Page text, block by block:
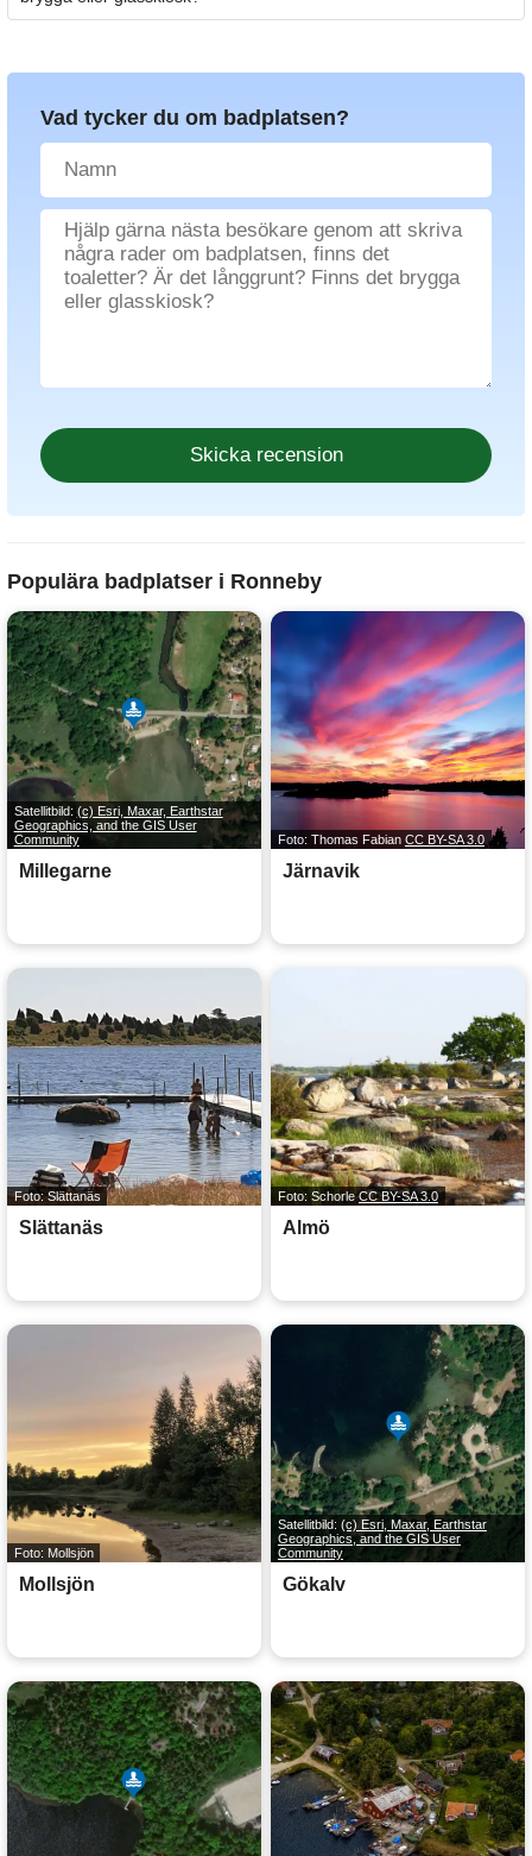
Vad tycker du om badplatsen?
Populära badplatser i Ronneby
Satellitbild: (c) Esri, Maxar, Earthstar
Geographics, and the GIS User
Community
Millegarne
Foto: Thomas Fabian CC BY-SA 3.0
Järnavik
Foto: Slättanäs
Slättanäs
Foto: SchorleCC BY-SA 3.0
Almö
Foto: Mollsjön
Mollsjön
Satellitbild: (c) Esri, Maxar, Earthstar
Geographics, and the GIS User
Community
Gökalv